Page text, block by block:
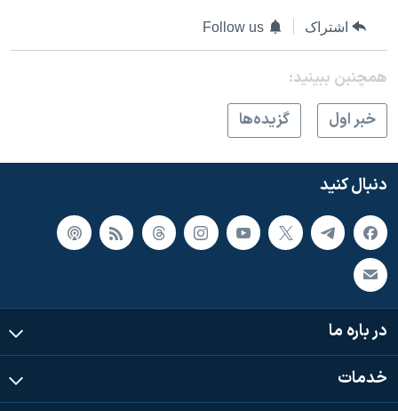
نرگس محمدی برنده جایزه نوبل صلح
همایش محافظه‌کاران آمریکا «سی‌پک»
صفحه‌های ویژه
اشتراک Follow us
همچنبن ببینید:
خبر اول
گزيده‌ها
دنبال کنید
در باره ما
خدمات